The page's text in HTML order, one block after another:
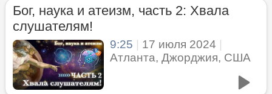
Бог, наука и атеизм, часть 2: Хвала
слушателям!
9:25 17 июля 2024
Атланта, Джорджия, США
Мы теряем нормальную жизнь и слава
Богу!
29 июля 2026 Васух
Вишну-сахасра-нама
Молитвы Санатаны Госвами к Господу
Чайтанье
Сайт
Войти|Регистрация История версий
Инструкция